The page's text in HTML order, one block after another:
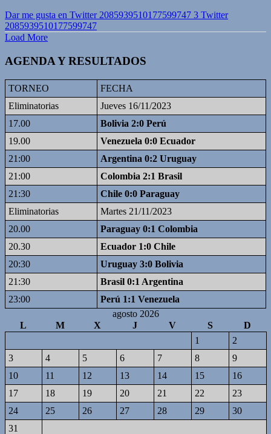
Dar me gusta en Twitter 2085939510177599747 3 Twitter
2085939510177599747
Load More
AGENDA Y RESULTADOS
TORNEO
FECHA
Eliminatorias
Jueves 16/11/2023
17.00
Bolivia 2:0 Perú
19.00
Venezuela 0:0 Ecuador
21:00
Argentina 0:2 Uruguay
21:00
Colombia 2:1 Brasil
21:30
Chile 0:0 Paraguay
Eliminatorias
Martes 21/11/2023
20.00
Paraguay 0:1 Colombia
20.30
Ecuador 1:0 Chile
20:30
Uruguay 3:0 Bolivia
21:30
Brasil 0:1 Argentina
23:00
Perú 1:1 Venezuela
agosto 2026
L
M X J V S
D
1
2
3
4 5 6 7 8
9
10
11 12 13 14 15
16
17
18 19 20 21 22
23
24
25 26 27 28 29
30
31